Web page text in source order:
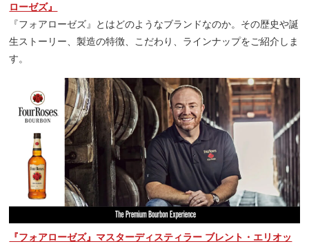
ローゼズ』
『フォアローゼズ』とはどのようなブランドなのか。その歴史や誕
生ストーリー、製造の特徴、こだわり、ラインナップをご紹介しま
す。
『フォアローゼズ』マスターディスティラー ブレント・エリオッ